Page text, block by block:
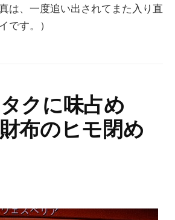
は、一度追い出されてまた入り直
です。）
クに味占め
布のヒモ閉め